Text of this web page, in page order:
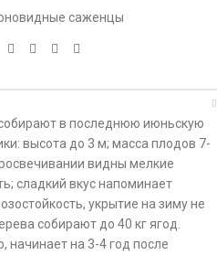
саженцы
в последнюю июньскую
высота до 3 м; масса плодов 7-
видны мелкие
сладкий вкус напоминает
укрытие на зиму не
собирают до 40 кг ягод.
начинает на 3-4 год после